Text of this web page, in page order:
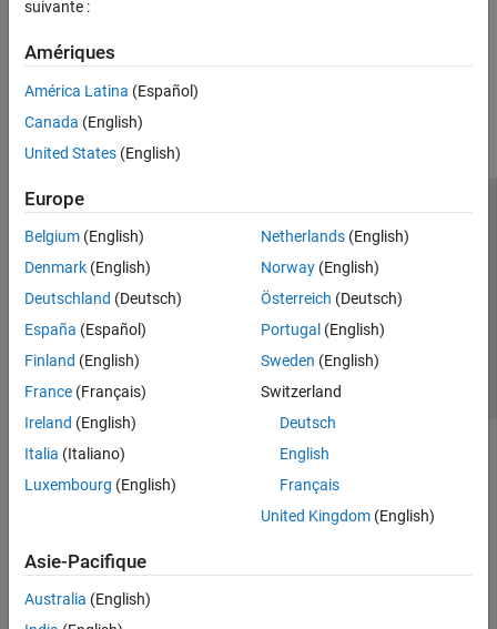
suivante :
Amériques
América Latina (Español)
Canada (English)
United States (English)
Europe
Belgium (English)
Denmark (English)
Deutschland (Deutsch)
España (Español)
Finland (English)
France (Français)
Ireland (English)
Italia (Italiano)
Luxembourg (English)
Netherlands(English)
Norway(English)
Österreich (Deutsch)
Portugal (English)
Sweden (English)
Switzerland
Deutsch
English
Français
United Kingdom(English)
Asie-Pacifique
Australia (English)
Lutte anti-piratage
Contacts locaux
© 1994-2026 The MathWorks, Inc.